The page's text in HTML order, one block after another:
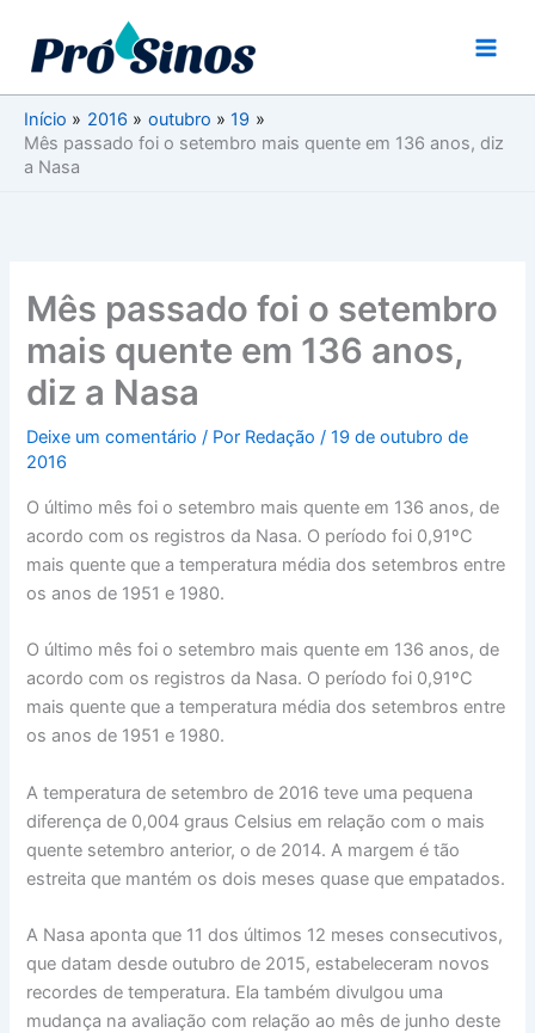
conteúdo
Início
2016 outubro
19
Mês passado foi o setembro mais quente em 136 anos, diz
a Nasa
Mês passado foi o setembro
mais quente em 136 anos,
diz a Nasa
Deixe um comentário / Por Redação/19 de outubro de
2016
O último mês foi o setembro mais quente em 136 anos, de
acordo com os registros da Nasa. O período foi 0,91ºC
mais quente que a temperatura média dos setembros entre
os anos de 1951 e 1980.
O último mês foi o setembro mais quente em 136 anos, de
acordo com os registros da Nasa. O período foi 0,91ºC
mais quente que a temperatura média dos setembros entre
os anos de 1951 e 1980.
A temperatura de setembro de 2016 teve uma pequena
diferença de 0,004 graus Celsius em relação com o mais
quente setembro anterior, o de 2014. A margem é tão
estreita que mantém os dois meses quase que empatados.
A Nasa aponta que 11 dos últimos 12 meses consecutivos,
que datam desde outubro de 2015, estabeleceram novos
recordes de temperatura. Ela também divulgou uma
mudança na avaliação com relação ao mês de junho deste